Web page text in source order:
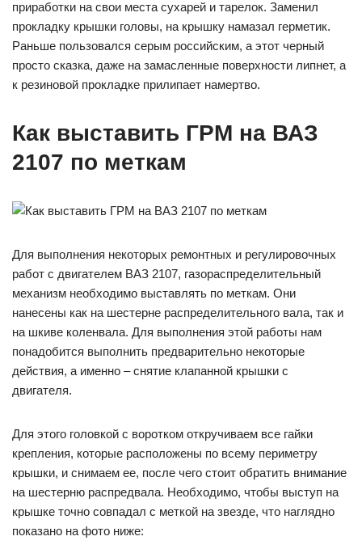
приработки на свои места сухарей и тарелок. Заменил
прокладку крышки головы, на крышку намазал герметик.
Раньше пользовался серым российским, а этот черный
просто сказка, даже на замасленные поверхности липнет, а
к резиновой прокладке прилипает намертво.
Как выставить ГРМ на ВАЗ
2107 по меткам
Для выполнения некоторых ремонтных и регулировочных
работ с двигателем ВАЗ 2107, газораспределительный
механизм необходимо выставлять по меткам. Они
нанесены как на шестерне распределительного вала, так и
на шкиве коленвала. Для выполнения этой работы нам
понадобится выполнить предварительно некоторые
действия, а именно – снятие клапанной крышки с
двигателя.
Для этого головкой с воротком откручиваем все гайки
крепления, которые расположены по всему периметру
крышки, и снимаем ее, после чего стоит обратить внимание
на шестерню распредвала. Необходимо, чтобы выступ на
крышке точно совпадал с меткой на звезде, что наглядно
показано на фото ниже: